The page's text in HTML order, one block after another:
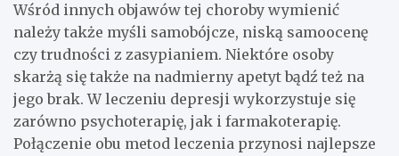
Wśród innych objawów tej choroby wymienić
należy także myśli samobójcze, niską samoocenę
czy trudności z zasypianiem. Niektóre osoby
skarżą się także na nadmierny apetyt bądź też na
jego brak. W leczeniu depresji wykorzystuje się
zarówno psychoterapię, jak i farmakoterapię.
Połączenie obu metod leczenia przynosi najlepsze